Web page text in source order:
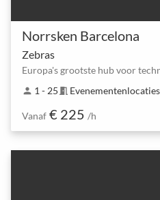
Norrsken Barcelona
Zebras
Europa's grootste hub voor
person 1 - 25 meeting_room Evenementenlocaties
Vanaf € 225 /h